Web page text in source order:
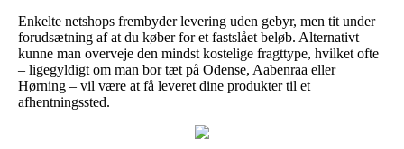
Enkelte netshops frembyder levering uden gebyr, men tit under
forudsætning af at du køber for et fastslået beløb. Alternativt
kunne man overveje den mindst kostelige fragttype, hvilket ofte
– ligegyldigt om man bor tæt på Odense, Aabenraa eller
Hørning – vil være at få leveret dine produkter til et
afhentningssted.